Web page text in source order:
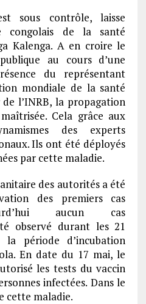
sous contrôle, laisse
congolais de la santé
Kalenga. A en croire le
au cours d’une
du représentant
mondiale de la santé
l’INRB, la propagation
Cela grâce aux
des experts
Ils ont été déployés
par cette maladie.
des autorités a été
des premiers cas
aucun cas
observé durant les 21
période d’incubation
En date du 17 mai, le
les tests du vaccin
infectées. Dans le
cette maladie.